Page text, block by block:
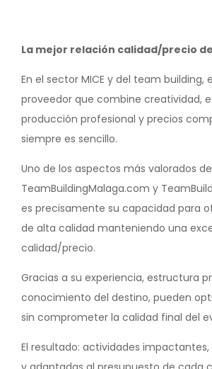
La mejor relación calidad/precio
En el sector MICE y del team building,
proveedor que combine creatividad,
producción profesional y precios
siempre es sencillo.
Uno de los aspectos más valorados de
TeamBuildingMalaga.com y
es precisamente su capacidad para
de alta calidad manteniendo una
calidad/precio.
Gracias a su experiencia, estructura
conocimiento del destino, pueden
sin comprometer la calidad final del
El resultado: actividades